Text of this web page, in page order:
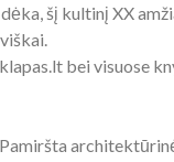
šį kultinį XX
bei visuose